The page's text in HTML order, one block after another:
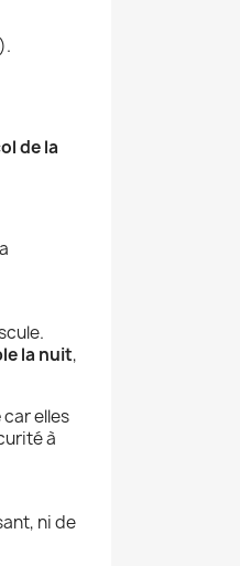
de la
la nuit,
car elles
à
ni de